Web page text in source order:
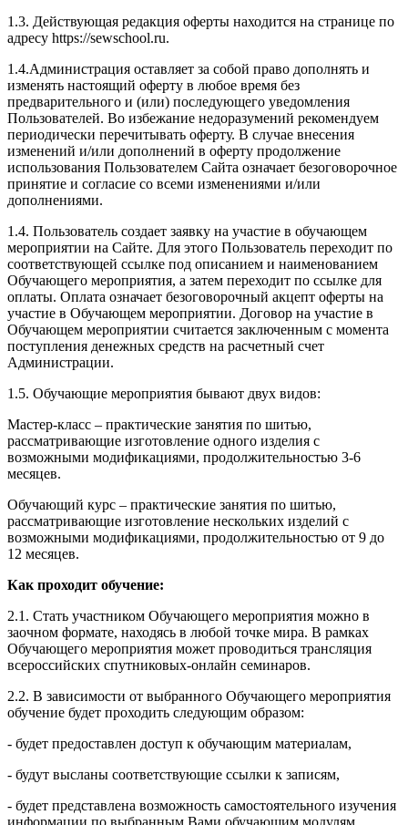
1.3. Действующая редакция оферты находится на странице по
адресу https://sewschool.ru.
1.4.Администрация оставляет за собой право дополнять и
изменять настоящий оферту в любое время без
предварительного и (или) последующего уведомления
Пользователей. Во избежание недоразумений рекомендуем
периодически перечитывать оферту. В случае внесения
изменений и/или дополнений в оферту продолжение
использования Пользователем Сайта означает безоговорочное
принятие и согласие со всеми изменениями и/или
дополнениями.
1.4. Пользователь создает заявку на участие в обучающем
мероприятии на Сайте. Для этого Пользователь переходит по
соответствующей ссылке под описанием и наименованием
Обучающего мероприятия, а затем переходит по ссылке для
оплаты. Оплата означает безоговорочный акцепт оферты на
участие в Обучающем мероприятии. Договор на участие в
Обучающем мероприятии считается заключенным с момента
поступления денежных средств на расчетный счет
Администрации.
1.5. Обучающие мероприятия бывают двух видов:
Мастер-класс – практические занятия по шитью,
рассматривающие изготовление одного изделия с
возможными модификациями, продолжительностью 3-6
месяцев.
Обучающий курс – практические занятия по шитью,
рассматривающие изготовление нескольких изделий с
возможными модификациями, продолжительностью от 9 до
12 месяцев.
Как проходит обучение:
2.1. Стать участником Обучающего мероприятия можно в
заочном формате, находясь в любой точке мира. В рамках
Обучающего мероприятия может проводиться трансляция
всероссийских спутниковых-онлайн семинаров.
2.2. В зависимости от выбранного Обучающего мероприятия
обучение будет проходить следующим образом:
- будет предоставлен доступ к обучающим материалам,
- будут высланы соответствующие ссылки к записям,
- будет представлена возможность самостоятельного изучения
информации по выбранным Вами обучающим модулям